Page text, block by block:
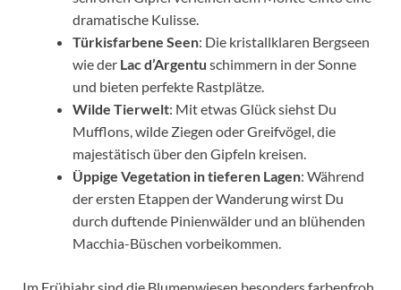
dramatische Kulisse.
Türkisfarbene Seen: Die kristallklaren Bergseen
wie der Lac d’Argentu schimmern in der Sonne
und bieten perfekte Rastplätze.
Wilde Tierwelt: Mit etwas Glück siehst Du
Mufflons, wilde Ziegen oder Greifvögel, die
majestätisch über den Gipfeln kreisen.
Üppige Vegetation in tieferen Lagen: Während
der ersten Etappen der Wanderung wirst Du
durch duftende Pinienwälder und an blühenden
Macchia-Büschen vorbeikommen.